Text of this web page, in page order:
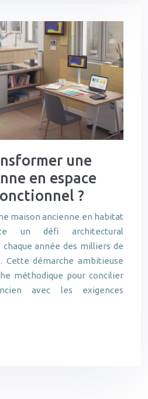
une
en espace
?
maison ancienne en habitat
un défi architectural
année des milliers de
Cette démarche ambitieuse
méthodique pour concilier
avec les exigences